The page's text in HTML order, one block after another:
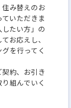
み替えのお
いただきま
たい方」の
お応えし、
を行ってく
約、お引き
組んでいく